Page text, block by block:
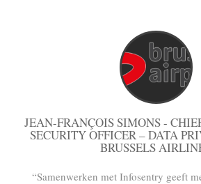
JEAN-FRANÇOIS SIMONS -
SECURITY OFFICER – DATA
BRUSSELS
“Samenwerken met Infosentry geeft